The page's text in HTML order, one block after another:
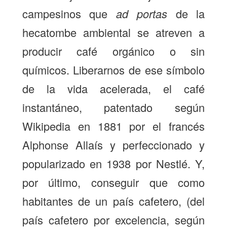
campesinos quead portasde la
hecatombe ambiental se atreven a
producir café orgánico o sin
químicos. Liberarnos de ese símbolo
de la vida acelerada, el café
instantáneo, patentado según
Wikipedia en 1881 por el francés
Alphonse Allaís y perfeccionado y
popularizado en 1938 por Nestlé. Y,
por último, conseguir que como
habitantes de un país cafetero, (del
país cafetero por excelencia, según